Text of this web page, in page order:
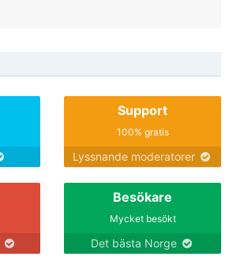
Support
100% gratis
Lyssnande moderatorer
Besökare
Mycket besökt
Det bästa Norge